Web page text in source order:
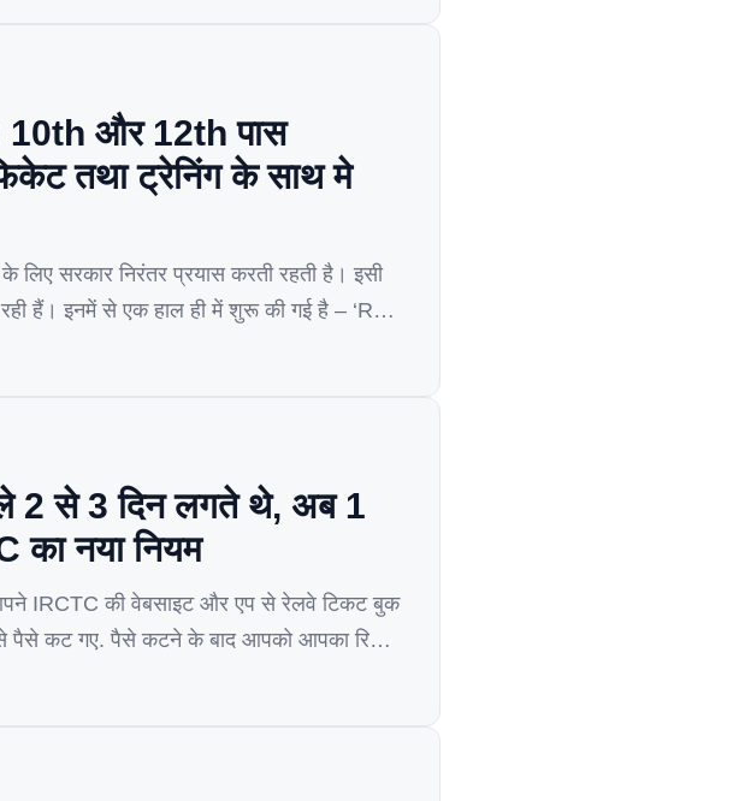
और 12th पास
तथा ट्रेनिंग के साथ मे
सरकार निरंतर प्रयास करती रहती है। इसी
हैं। इनमें से एक हाल ही में शुरू की गई है – ‘Rail
2 से 3 दिन लगते थे, अब 1
का नया नियम
IRCTC की वेबसाइट और एप से रेलवे टिकट बुक
कट गए. पैसे कटने के बाद आपको आपका रिफंड